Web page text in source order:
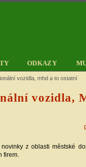
ODKAZY
vozidla, mhd a to ostatní
vozidla,
z oblasti městské
firem.